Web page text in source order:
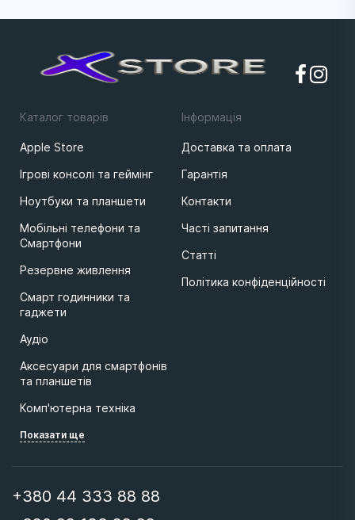
Телевізор Sony KD-65X81K 38799 ₴
Телевізор Sony KD65X80L
Телевізор Sony K-77XR80
Каталог товарів
Apple Store
Ігрові консолі та геймінг
Ноутбуки та планшети
Мобільні телефони та
Смартфони
Резервне живлення
Смарт годинники та
гаджети
Аудіо
Аксесуари для смартфонів
та планшетів
Комп'ютерна техніка
Показати ще
Iнформацiя
Доставка та оплата
Гарантія
Контакти
Часті запитання
Статті
Політика конфіденційності
+380 44 333 88 88